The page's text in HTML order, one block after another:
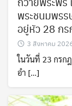
พระชนมพรร
อยู่หัว 28 ก
3 สิงหาคม
ในวันที่ 23 กรก
อำ […]